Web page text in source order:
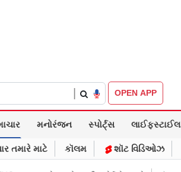
OPEN APP
મનોરંજન સ્પોર્ટ્સ લાઈફસ્ટાઈલ
તમારે માટે કૉલમ શૉટ વિડિઓઝ